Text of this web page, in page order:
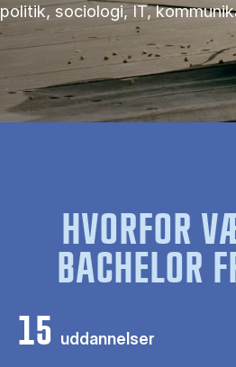
politik, sociologi, IT,
HVORFOR
BACHELOR
15 uddannelser